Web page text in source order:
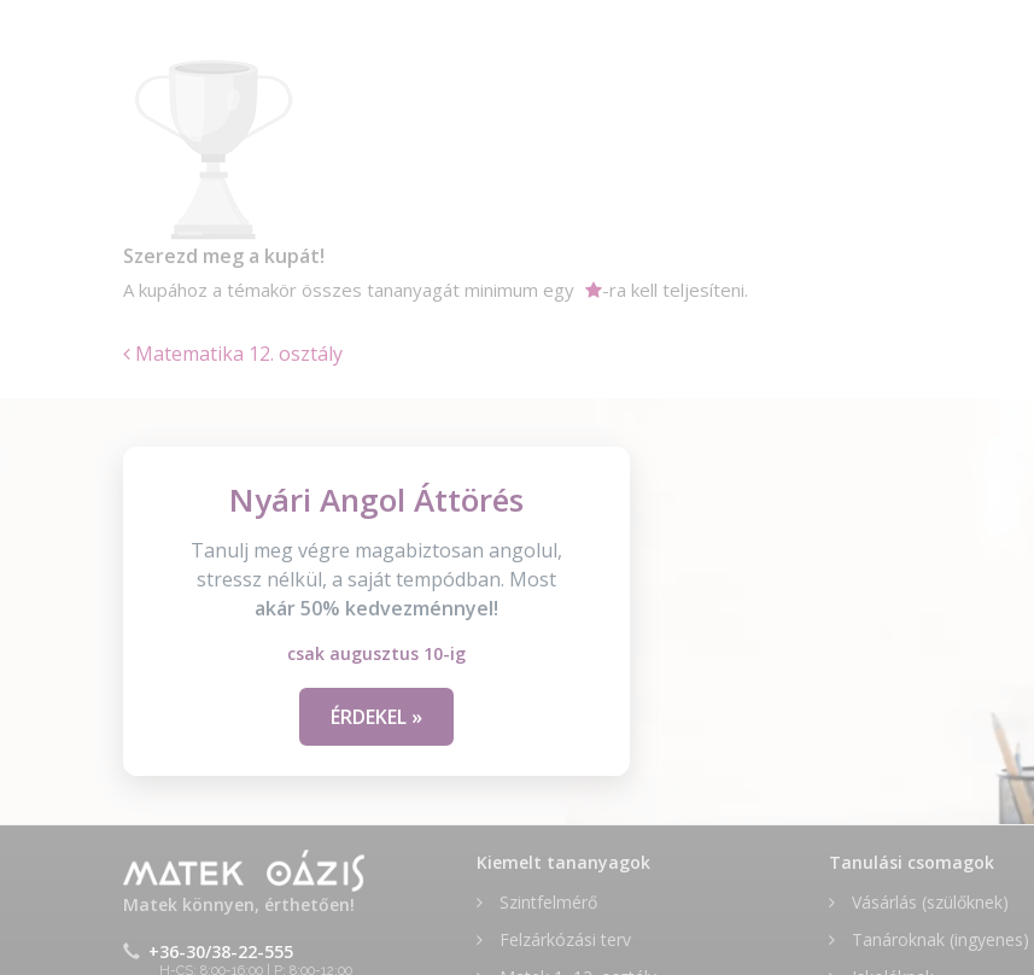
Szerezd meg a kupát!
A kupához a témakör összes tananyagát minimum egy -ra kell teljesíteni.
Matematika 12. osztály
Nyári Angol Áttörés
Tanulj meg végre magabiztosan angolul,
stressz nélkül, a saját tempódban. Most
akár 50% kedvezménnyel!
csak augusztus 10-ig
ÉRDEKEL »
Matek könnyen, érthetően!
+36-30/38-22-555
H-CS: 8:00-16:00 | P: 8:00-12:00
Kiemelt tananyagok
Szintfelmérő
Felzárkózási terv
Tanulási csomagok
Vásárlás (szülőknek)
Tanároknak (ingyenes)